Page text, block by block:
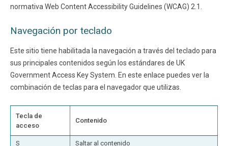
DEPARTAMENTOS
FACULTAD
Funcionarios Egresados
normativa Web Content Accessibility Guidelines (WCAG) 2.1.
Navegación por teclado
Este sitio tiene habilitada la navegación a través del teclado para
sus principales contenidos según los estándares de UK
Government Access Key System. En este enlace puedes ver la
combinación de teclas para el navegador que utilizas.
Tecla de
acceso
Contenido
S
Saltar al contenido